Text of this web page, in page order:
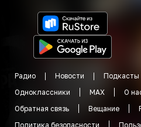
Радио Новости Подкасты
Одноклассники
MAX О
Обратная связь
Вещание
Политика безопасности